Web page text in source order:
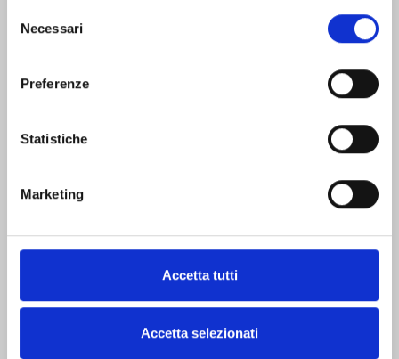
delNecessari
Preferenze
Statistiche
Marketing
Accetta tutti
Accetta selezionati
Find places and stories
Who:
In pairs
Winter
What:
Do activities
See learn and discover Taste
Other characteristics